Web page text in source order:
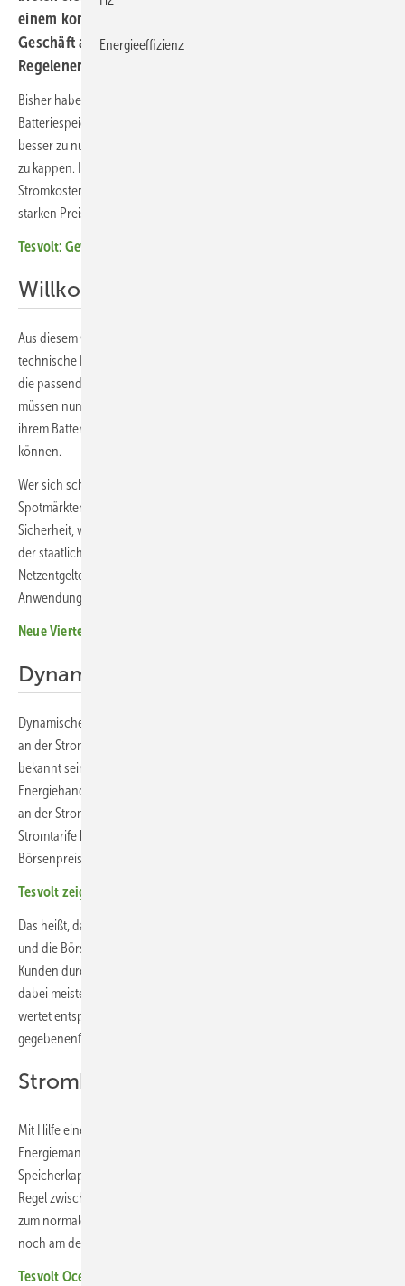
einem komplett neuen Thema konfrontiert: dem
Geschäft an der Strombörse und dem
Regelenergiemarkt.
Bisher haben Haushalte und Gewerbetreibende kleinere und mittlere
Batteriespeicher vor allem eingesetzt, um den eigenen Solarstrom
besser zu nutzen und im Gewerbebereich außerdem Stromlastspitzen
zu kappen. Heute lassen sich mit Batteriespeichern nicht nur
Stromkosten einsparen, sondern teils sehr hohe Erlöse aus den
starken Preisschwankungen an den Strombörsen ziehen.
Tesvolt: Gewerbespeicher Forton fit für Stromhandel
Willkommen im Dschungel
Aus diesem Grund sind Installateure plötzlich gezwungen, nicht nur
technische Eigenschaften von Batteriespeichern zu beurteilen oder
die passenden Anwendungen für Batteriespeicher zu evaluieren. Sie
müssen nun auch die Frage von Kunden beantworten, wie sie mit
ihrem Batteriespeicher am besten vom Energiehandel profitieren
können.
Wer sich schon einmal mit Day-ahead- oder Intraday-Handel an den
Spotmärkten oder dem Regelenergiemarkt beschäftigt hat, weiß mit
Sicherheit, wie komplex diese Märkte sind. Ganz zu schweigen von
der staatlichen Regulierung in Form von Steuern und Abgaben wie
Netzentgelten, EEG-Umlage inklusive unzähliger Regeln zu
Anwendungen und Ausnahmen.
Neue Viertelstundenprodukte im Stromhandel starten
Dynamisch sparen
Dynamische Stromtarife werden häufig mit den Chancen des Handels
an der Strombörse beworben, und dürften Profis bereits hinlänglich
bekannt sein. Eigentlich haben sie aber nicht viel mit echtem
Energiehandel zu tun, auch wenn es zwischen ihnen und dem Handel
an der Strombörse Parallelen gibt. So orientieren sich dynamische
Stromtarife bei ihrer Preisgestaltung an den Day-Ahead-
Börsenpreisen.
Tesvolt zeigt stapelbaren Heim- und Gewerbespeicher
Das heißt, dass der Strompreis direkt an den Börsenpreis gekoppelt ist
und die Börsenstrompreise in der Regel mehr oder weniger an den
Kunden durchgereicht werden. Die dynamischen Stromtarife sind
dabei meistens tief im Energiemanagementsystem verankert. Dieses
wertet entsprechende Preissignale aus und lädt den Speicher
gegebenenfalls mit preiswertem Strom aus dem Netz.
Stromkosten sparen
Mit Hilfe eines Batteriespeichers in Kombination mit dem
Energiemanagementsystem lassen sich so abhängig von
Speicherkapazität, Verbrauchshöhe und Verbrauchsverhalten in der
Regel zwischen zehn und 25 Prozent der Stromkosten im Vergleich
zum normalen Stromtarif sparen. Die Angebote unterscheiden sich
noch am deutlichsten in der Preisgestaltung.
Tesvolt Ocean bringt Batteriesystem für Schiffe auf den Markt
Energieeffizienz